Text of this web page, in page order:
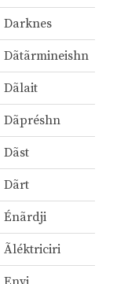
Darknes
Dãtãrmineishn
Dãlait
Dãpréshn
Dãst
Dãrt
Énãrdji
Ãléktriciri